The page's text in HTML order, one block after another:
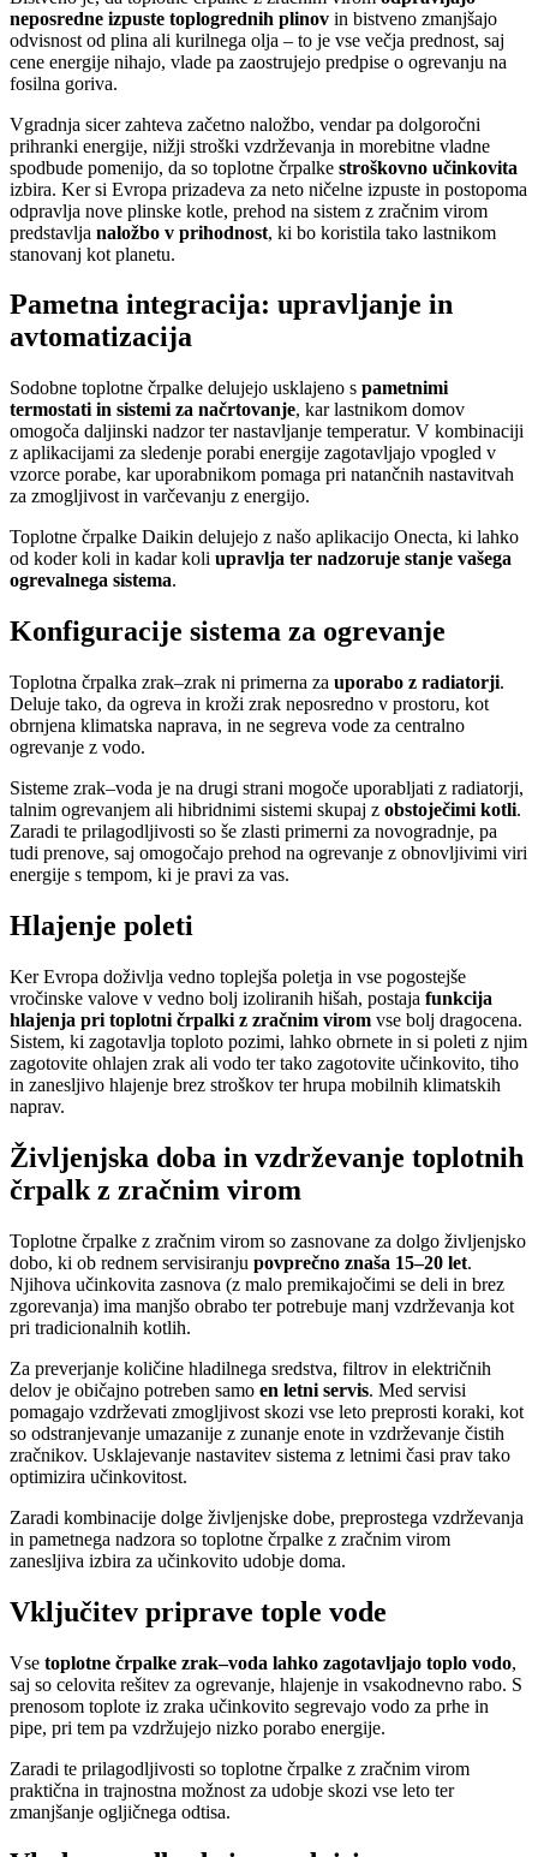
neposredne izpuste toplogrednih plinov in bistveno zmanjšajo
odvisnost od plina ali kurilnega olja – to je vse večja prednost, saj
cene energije nihajo, vlade pa zaostrujejo predpise o ogrevanju na
fosilna goriva.
Vgradnja sicer zahteva začetno naložbo, vendar pa dolgoročni
prihranki energije, nižji stroški vzdrževanja in morebitne vladne
spodbude pomenijo, da so toplotne črpalke stroškovno učinkovita
izbira. Ker si Evropa prizadeva za neto ničelne izpuste in postopoma
odpravlja nove plinske kotle, prehod na sistem z zračnim virom
predstavlja naložbo v prihodnost, ki bo koristila tako lastnikom
stanovanj kot planetu.
Pametna integracija: upravljanje in
avtomatizacija
Sodobne toplotne črpalke delujejo usklajeno s pametnimi
termostati in sistemi za načrtovanje, kar lastnikom domov
omogoča daljinski nadzor ter nastavljanje temperatur. V kombinaciji
z aplikacijami za sledenje porabi energije zagotavljajo vpogled v
vzorce porabe, kar uporabnikom pomaga pri natančnih nastavitvah
za zmogljivost in varčevanju z energijo.
Toplotne črpalke Daikin delujejo z našo aplikacijo Onecta, ki lahko
od koder koli in kadar koli upravlja ter nadzoruje stanje vašega
ogrevalnega sistema.
Konfiguracije sistema za ogrevanje
Toplotna črpalka zrak–zrak ni primerna za uporabo z radiatorji.
Deluje tako, da ogreva in kroži zrak neposredno v prostoru, kot
obrnjena klimatska naprava, in ne segreva vode za centralno
ogrevanje z vodo.
Sisteme zrak–voda je na drugi strani mogoče uporabljati z radiatorji,
talnim ogrevanjem ali hibridnimi sistemi skupaj z obstoječimi kotli.
Zaradi te prilagodljivosti so še zlasti primerni za novogradnje, pa
tudi prenove, saj omogočajo prehod na ogrevanje z obnovljivimi viri
energije s tempom, ki je pravi za vas.
Hlajenje poleti
Ker Evropa doživlja vedno toplejša poletja in vse pogostejše
vročinske valove v vedno bolj izoliranih hišah, postaja funkcija
hlajenja pri toplotni črpalki z zračnim virom vse bolj dragocena.
Sistem, ki zagotavlja toploto pozimi, lahko obrnete in si poleti z njim
zagotovite ohlajen zrak ali vodo ter tako zagotovite učinkovito, tiho
in zanesljivo hlajenje brez stroškov ter hrupa mobilnih klimatskih
naprav.
Življenjska doba in vzdrževanje toplotnih
črpalk z zračnim virom
Toplotne črpalke z zračnim virom so zasnovane za dolgo življenjsko
dobo, ki ob rednem servisiranju povprečno znaša 15–20 let.
Njihova učinkovita zasnova (z malo premikajočimi se deli in brez
zgorevanja) ima manjšo obrabo ter potrebuje manj vzdrževanja kot
pri tradicionalnih kotlih.
Za preverjanje količine hladilnega sredstva, filtrov in električnih
delov je običajno potreben samo en letni servis. Med servisi
pomagajo vzdrževati zmogljivost skozi vse leto preprosti koraki, kot
so odstranjevanje umazanije z zunanje enote in vzdrževanje čistih
zračnikov. Usklajevanje nastavitev sistema z letnimi časi prav tako
optimizira učinkovitost.
Zaradi kombinacije dolge življenjske dobe, preprostega vzdrževanja
in pametnega nadzora so toplotne črpalke z zračnim virom
zanesljiva izbira za učinkovito udobje doma.
Vključitev priprave tople vode
Vse toplotne črpalke zrak–voda lahko zagotavljajo toplo vodo,
saj so celovita rešitev za ogrevanje, hlajenje in vsakodnevno rabo. S
prenosom toplote iz zraka učinkovito segrevajo vodo za prhe in
pipe, pri tem pa vzdržujejo nizko porabo energije.
Zaradi te prilagodljivosti so toplotne črpalke z zračnim virom
praktična in trajnostna možnost za udobje skozi vse leto ter
zmanjšanje ogljičnega odtisa.